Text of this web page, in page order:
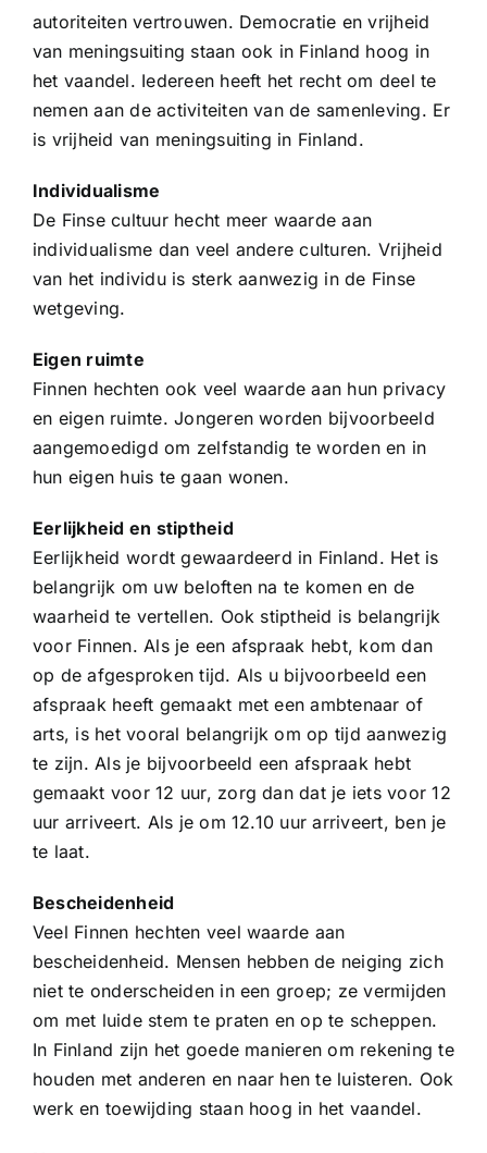
autoriteiten vertrouwen. Democratie en vrijheid
van meningsuiting staan ​​ook in Finland hoog in
het vaandel. Iedereen heeft het recht om deel te
nemen aan de activiteiten van de samenleving. Er
is vrijheid van meningsuiting in Finland.
Individualisme
De Finse cultuur hecht meer waarde aan
individualisme dan veel andere culturen. Vrijheid
van het individu is sterk aanwezig in de Finse
wetgeving.
Eigen ruimte
Finnen hechten ook veel waarde aan hun privacy
en eigen ruimte. Jongeren worden bijvoorbeeld
aangemoedigd om zelfstandig te worden en in
hun eigen huis te gaan wonen.
Eerlijkheid en stiptheid
Eerlijkheid wordt gewaardeerd in Finland. Het is
belangrijk om uw beloften na te komen en de
waarheid te vertellen. Ook stiptheid is belangrijk
voor Finnen. Als je een afspraak hebt, kom dan
op de afgesproken tijd. Als u bijvoorbeeld een
afspraak heeft gemaakt met een ambtenaar of
arts, is het vooral belangrijk om op tijd aanwezig
te zijn. Als je bijvoorbeeld een afspraak hebt
gemaakt voor 12 uur, zorg dan dat je iets voor 12
uur arriveert. Als je om 12.10 uur arriveert, ben je
te laat.
Bescheidenheid
Veel Finnen hechten veel waarde aan
bescheidenheid. Mensen hebben de neiging zich
niet te onderscheiden in een groep; ze vermijden
om met luide stem te praten en op te scheppen.
In Finland zijn het goede manieren om rekening te
houden met anderen en naar hen te luisteren. Ook
werk en toewijding staan ​​hoog in het vaandel.